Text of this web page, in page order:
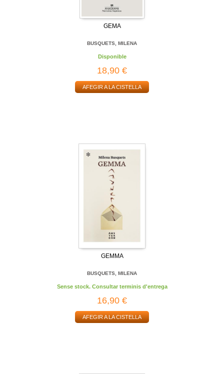
GEMA
BUSQUETS, MILENA
Disponible
18,90 €
AFEGIR A LA CISTELLA
GEMMA
BUSQUETS, MILENA
Sense stock. Consultar terminis d'entrega
16,90 €
AFEGIR A LA CISTELLA